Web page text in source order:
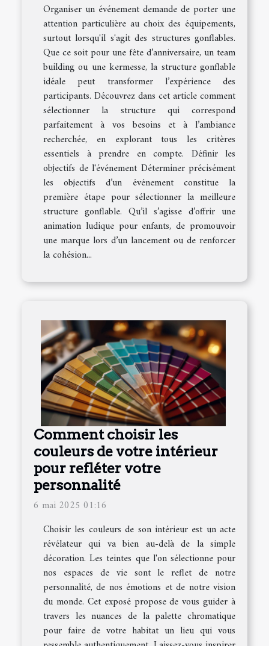
Organiser un événement demande de porter une
attention particulière au choix des équipements,
surtout lorsqu'il s'agit des structures gonflables.
Que ce soit pour une fête d’anniversaire, un team
building ou une kermesse, la structure gonflable
idéale peut transformer l’expérience des
participants. Découvrez dans cet article comment
sélectionner la structure qui correspond
parfaitement à vos besoins et à l’ambiance
recherchée, en explorant tous les critères
essentiels à prendre en compte. Définir les
objectifs de l'événement Déterminer précisément
les objectifs d’un événement constitue la
première étape pour sélectionner la meilleure
structure gonflable. Qu’il s’agisse d’offrir une
animation ludique pour enfants, de promouvoir
une marque lors d’un lancement ou de renforcer
la cohésion...
Comment choisir les
couleurs de votre intérieur
pour refléter votre
personnalité
6 mai 2025 01:16
Choisir les couleurs de son intérieur est un acte
révélateur qui va bien au-delà de la simple
décoration. Les teintes que l'on sélectionne pour
nos espaces de vie sont le reflet de notre
personnalité, de nos émotions et de notre vision
du monde. Cet exposé propose de vous guider à
travers les nuances de la palette chromatique
pour faire de votre habitat un lieu qui vous